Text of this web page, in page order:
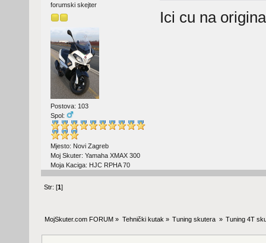
forumski skejter
Postova: 103
Spol:
Mjesto: Novi Zagreb
Moj Skuter: Yamaha XMAX 300
Moja Kaciga: HJC RPHA 70
Ici cu na
Str: [1]
MojSkuter.com FORUM » Tehnički kutak » Tuning skutera » Tuning 4T